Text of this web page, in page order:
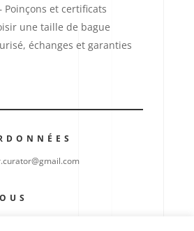
Poinçons et certificats
une taille de bague
échanges et garanties